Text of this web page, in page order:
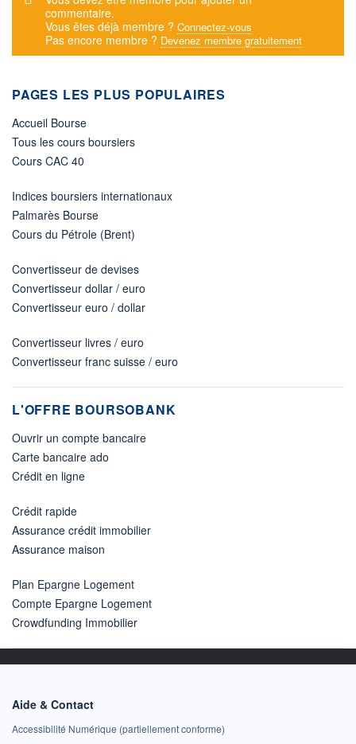
commentaire.
Vous êtes déjà membre ? Connectez-vous
Pas encore membre ? Devenez membre gratuitement
PAGES LES PLUS POPULAIRES
Accueil Bourse
Tous les cours boursiers
Cours CAC 40
Indices boursiers internationaux
Palmarès Bourse
Cours du Pétrole (Brent)
Convertisseur de devises
Convertisseur dollar / euro
Convertisseur euro / dollar
Convertisseur livres / euro
Convertisseur franc suisse / euro
L'OFFRE BOURSOBANK
Ouvrir un compte bancaire
Carte bancaire ado
Crédit en ligne
Crédit rapide
Assurance crédit immobilier
Assurance maison
Plan Epargne Logement
Compte Epargne Logement
Crowdfunding Immobilier
Aide & Contact
Accessibilité Numérique (partiellement conforme)